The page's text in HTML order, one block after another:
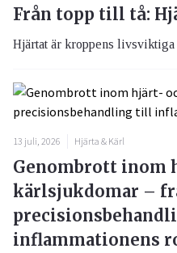
Från topp till tå:
Hjärtat är kroppens livsviktiga
13 juli, 2026 Hjärta & Kärl
Genombrott inom
kärlsjukdomar –
inflammationens